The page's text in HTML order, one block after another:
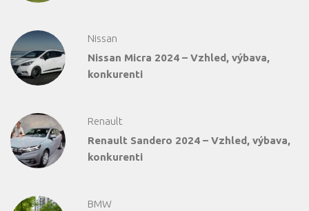
Nissan
Nissan Micra 2024 – Vzhled, výbava,
konkurenti
Renault
Renault Sandero 2024 – Vzhled, výbava,
konkurenti
BMW